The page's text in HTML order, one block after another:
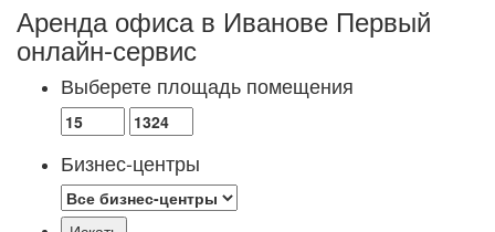
Аренда офиса в Иванове Первый
онлайн-сервис
Выберете площадь помещения
Бизнес-центры